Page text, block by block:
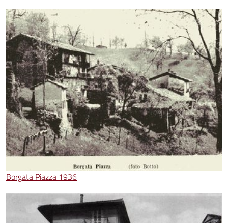
Borgata Piazza 1936